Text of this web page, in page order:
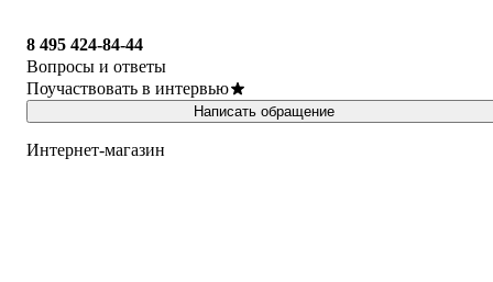
8 495 424-84-44
Вопросы и ответы
Поучаствовать в интервью
Написать обращение
Интернет-магазин